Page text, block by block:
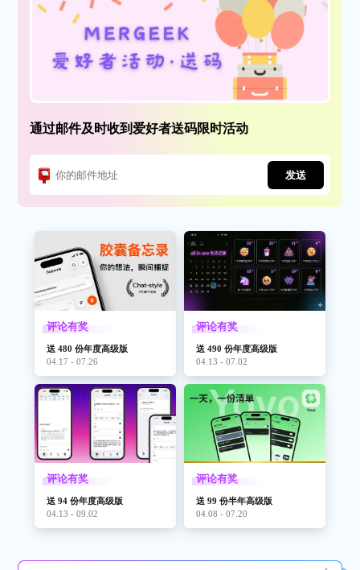
通过邮件及时收到爱好者送码限时活动
发送
评论有奖
送 480 份年度高级版
04.17 - 07.26
评论有奖
送 490 份年度高级版
04.13 - 07.02
评论有奖
送 94 份年度高级版
04.13 - 09.02
评论有奖
送 99 份半年高级版
04.08 - 07.20